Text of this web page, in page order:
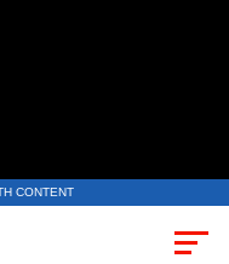
CONTENT